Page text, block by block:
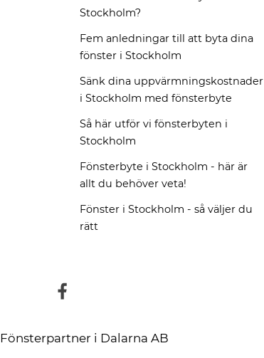
Stockholm?
Fem anledningar till att byta dina
fönster i Stockholm
Sänk dina uppvärmningskostnader
i Stockholm med fönsterbyte
Så här utför vi fönsterbyten i
Stockholm
Fönsterbyte i Stockholm - här är
allt du behöver veta!
Fönster i Stockholm - så väljer du
rätt
Fönsterpartner i Dalarna AB